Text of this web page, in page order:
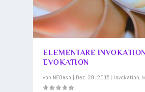
ELEMENTARE
EVOKATION
von NEOeso | Dez. 28, 2015 | Invokation,